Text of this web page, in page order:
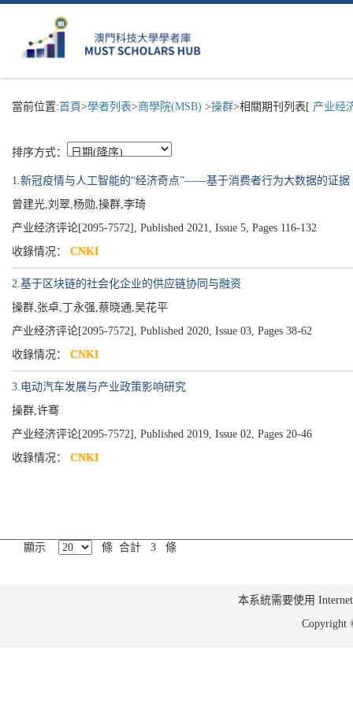
當前位置:首頁>學者列表>商學院(MSB) >操群>相關期刊列表[ 产业经
排序方式：
1.新冠疫情与人工智能的“经济奇点”——基于消费者行为大数据的证据
曾建光,刘翠,杨勋,操群,李琦
产业经济评论[2095-7572], Published 2021, Issue 5, Pages 116-132
收錄情况： CNKI
2.基于区块链的社会化企业的供应链协同与融资
操群,张卓,丁永强,蔡晓通,吴花平
产业经济评论[2095-7572], Published 2020, Issue 03, Pages 38-62
收錄情况： CNKI
3.电动汽车发展与产业政策影响研究
操群,许骞
产业经济评论[2095-7572], Published 2019, Issue 02, Pages 20-46
收錄情况： CNKI
顯示 條 合計 3 條
本系統需要使用
Copyright